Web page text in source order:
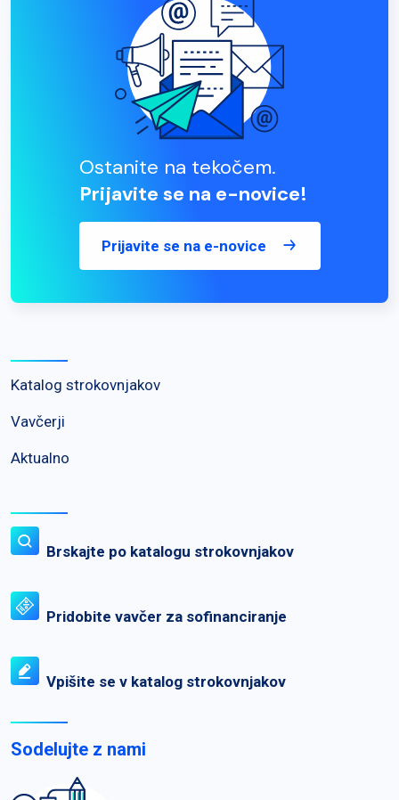
Ostanite na tekočem.
Prijavite se na e-novice!
Prijavite se na e-novice
Katalog strokovnjakov
Vavčerji
Aktualno
Brskajte po katalogu strokovnjakov
Pridobite vavčer za sofinanciranje
Vpišite se v katalog strokovnjakov
Sodelujte z nami